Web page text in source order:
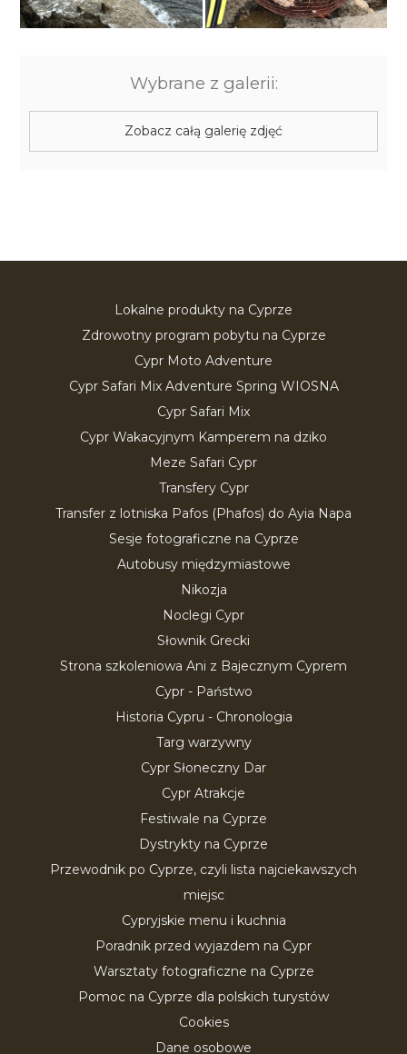
Wybrane z galerii:
Zobacz całą galerię zdjęć
Lokalne produkty na Cyprze
Zdrowotny program pobytu na Cyprze
Cypr Moto Adventure
Cypr Safari Mix Adventure Spring WIOSNA
Cypr Safari Mix
Cypr Wakacyjnym Kamperem na dziko
Meze Safari Cypr
Transfery Cypr
Transfer z lotniska Pafos (Phafos) do Ayia Napa
Sesje fotograficzne na Cyprze
Autobusy międzymiastowe
Nikozja
Noclegi Cypr
Słownik Grecki
Strona szkoleniowa Ani z Bajecznym Cyprem
Cypr - Państwo
Historia Cypru - Chronologia
Targ warzywny
Cypr Słoneczny Dar
Cypr Atrakcje
Festiwale na Cyprze
Dystrykty na Cyprze
Przewodnik po Cyprze, czyli lista najciekawszych
miejsc
Cypryjskie menu i kuchnia
Poradnik przed wyjazdem na Cypr
Warsztaty fotograficzne na Cyprze
Pomoc na Cyprze dla polskich turystów
Cookies
Dane osobowe